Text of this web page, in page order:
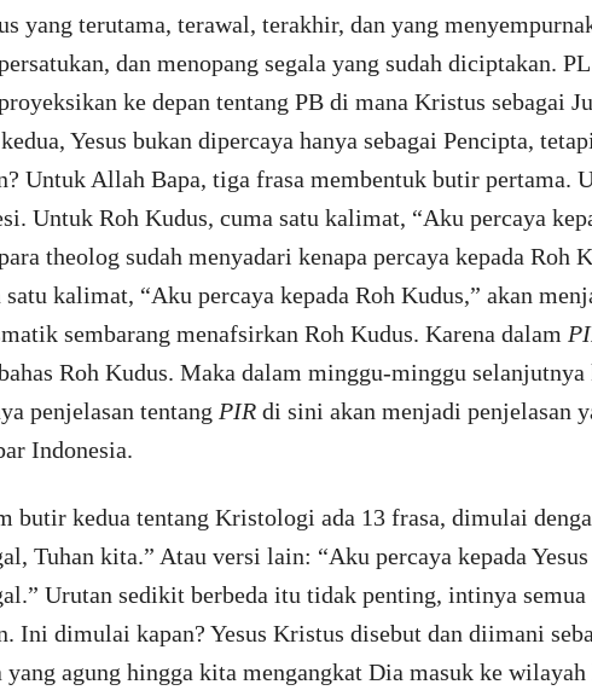
yang terutama, terawal, terakhir, dan yang
dan menopang segala yang sudah diciptakan.
ke depan tentang PB di mana Kristus sebagai
Yesus bukan dipercaya hanya sebagai Pencipta,
Untuk Allah Bapa, tiga frasa membentuk butir pertama.
Untuk Roh Kudus, cuma satu kalimat, “Aku percaya
theolog sudah menyadari kenapa percaya kepada Roh
satu kalimat, “Aku percaya kepada Roh Kudus,” akan
sembarang menafsirkan Roh Kudus. Karena dalam
Roh Kudus. Maka dalam minggu-minggu
penjelasan tentang PIRdi sini akan menjadi penjelasan
Indonesia.
butir kedua tentang Kristologi ada 13 frasa, dimulai
Tuhan kita.” Atau versi lain: “Aku percaya kepada
Urutan sedikit berbeda itu tidak penting, intinya semua
Ini dimulai kapan? Yesus Kristus disebut dan diimani
yang agung hingga kita mengangkat Dia masuk ke